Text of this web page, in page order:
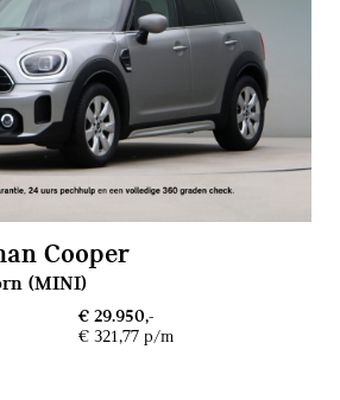
Cooper
(MINI)
€ 29.950,-
€ 321,77 p/m